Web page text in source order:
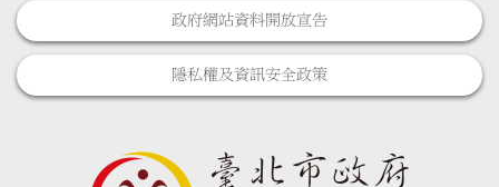
政府網站資料開放宣告
隱私權及資訊安全政策